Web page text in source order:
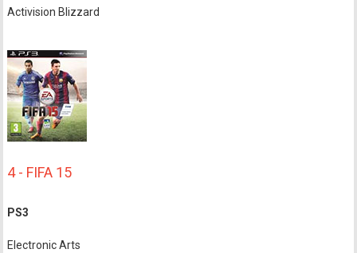
Activision Blizzard
4 - FIFA 15
PS3
Electronic Arts